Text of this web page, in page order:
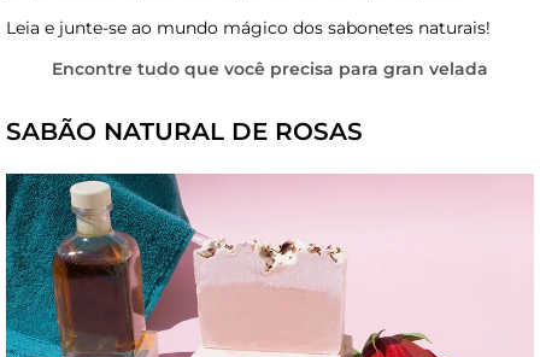
Leia e junte-se ao mundo mágico dos sabonetes naturais!
Encontre tudo que você precisa para gran velada
SABÃO NATURAL DE ROSAS